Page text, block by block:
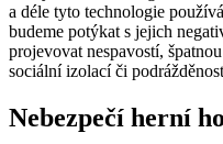
a déle tyto technologie
budeme potýkat s jejich
projevovat nespavostí,
sociální izolací či
Nebezpečí herní